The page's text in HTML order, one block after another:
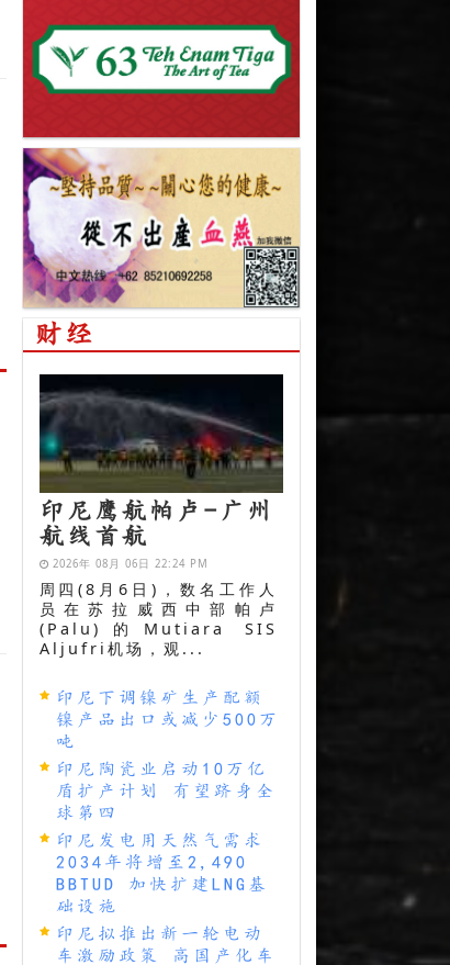
财经
印尼鹰航帕卢-广州
航线首航
2026年 08月 06日 22:24 PM
周四(8月6日)，数名工作人
员在苏拉威西中部帕卢
(Palu)的Mutiara SIS
Aljufri机场，观...
印尼下调镍矿生产配额
镍产品出口或减少500万
吨
印尼陶瓷业启动10万亿
盾扩产计划 有望跻身全
球第四
印尼发电用天然气需求
2034年将增至2,490
BBTUD 加快扩建LNG基
础设施
印尼拟推出新一轮电动
车激励政策 高国产化车